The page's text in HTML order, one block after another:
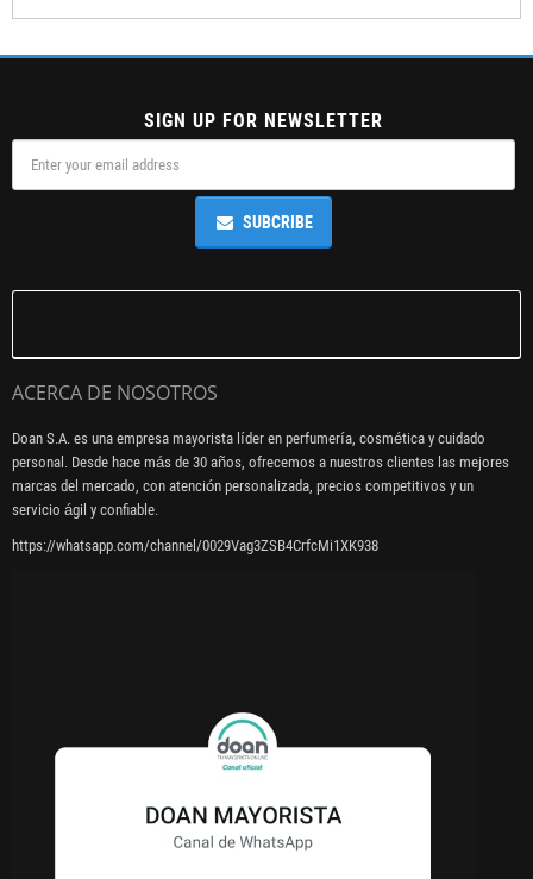
SIGN UP FOR NEWSLETTER
SUBCRIBE
ACERCA DE NOSOTROS
Doan S.A. es una empresa mayorista líder en perfumería, cosmética y cuidado
personal. Desde hace más de 30 años, ofrecemos a nuestros clientes las mejores
marcas del mercado, con atención personalizada, precios competitivos y un
servicio ágil y confiable.
https://whatsapp.com/channel/0029Vag3ZSB4CrfcMi1XK938